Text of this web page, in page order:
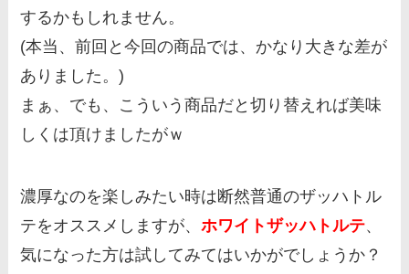
するかもしれません。
(本当、前回と今回の商品では、かなり大きな差が
ありました。)
まぁ、でも、こういう商品だと切り替えれば美味
しくは頂けましたがｗ
濃厚なのを楽しみたい時は断然普通のザッハトル
テをオススメしますが、ホワイトザッハトルテ、
気になった方は試してみてはいかがでしょうか？